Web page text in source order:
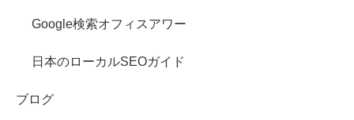
Google検索オフィスアワー
日本のローカルSEOガイド
ブログ